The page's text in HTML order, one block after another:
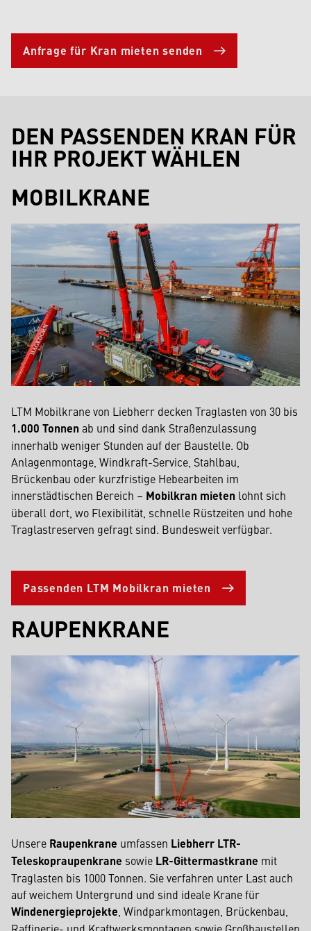
Anfrage für Kran mieten senden
DEN PASSENDEN KRAN FÜR
IHR PROJEKT WÄHLEN
MOBILKRANE
LTM Mobilkrane von Liebherr decken Traglasten von 30 bis
1.000 Tonnen ab und sind dank Straßenzulassung
innerhalb weniger Stunden auf der Baustelle. Ob
Anlagenmontage, Windkraft-Service, Stahlbau,
Brückenbau oder kurzfristige Hebearbeiten im
innerstädtischen Bereich – Mobilkran mieten lohnt sich
überall dort, wo Flexibilität, schnelle Rüstzeiten und hohe
Traglastreserven gefragt sind. Bundesweit verfügbar.
Passenden LTM Mobilkran mieten
RAUPENKRANE
Unsere Raupenkrane umfassen Liebherr LTR-
Teleskopraupenkrane sowie LR-Gittermastkrane mit
Traglasten bis 1000 Tonnen. Sie verfahren unter Last auch
auf weichem Untergrund und sind ideale Krane für
Windenergieprojekte , Windparkmontagen, Brückenbau,
Raffinerie- und Kraftwerksmontagen sowie Großbaustellen